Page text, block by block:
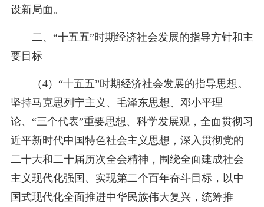
设新局面。
二、“十五五”时期经济社会发展的指导方针和主
要目标
（4）“十五五”时期经济社会发展的指导思想。
坚持马克思列宁主义、毛泽东思想、邓小平理
论、“三个代表”重要思想、科学发展观，全面贯彻习
近平新时代中国特色社会主义思想，深入贯彻党的
二十大和二十届历次全会精神，围绕全面建成社会
主义现代化强国、实现第二个百年奋斗目标，以中
国式现代化全面推进中华民族伟大复兴，统筹推